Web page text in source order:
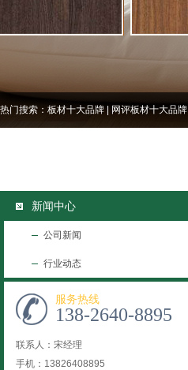
热门搜索： 板材十大品牌 网评板材十大品牌
新闻中心
公司新闻
行业动态
服务热线
138-2640-8895
联系人：宋经理
手机：13826408895